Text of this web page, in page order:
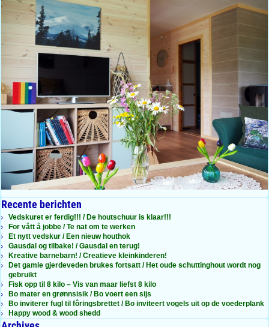
Recente berichten
Vedskuret er ferdig!!! / De houtschuur is klaar!!!
For vått å jobbe / Te nat om te werken
Et nytt vedskur / Een nieuw houthok
Gausdal og tilbake! / Gausdal en terug!
Kreative barnebarn! / Creatieve kleinkinderen!
Det gamle gjerdeveden brukes fortsatt / Het oude schuttinghout wordt nog
gebruikt
Fisk opp til 8 kilo – Vis van maar liefst 8 kilo
Bo mater en grønnsisik / Bo voert een sijs
Bo inviterer fugl til fôringsbrettet / Bo inviteert vogels uit op de voederplank
Happy wood & wood shedd